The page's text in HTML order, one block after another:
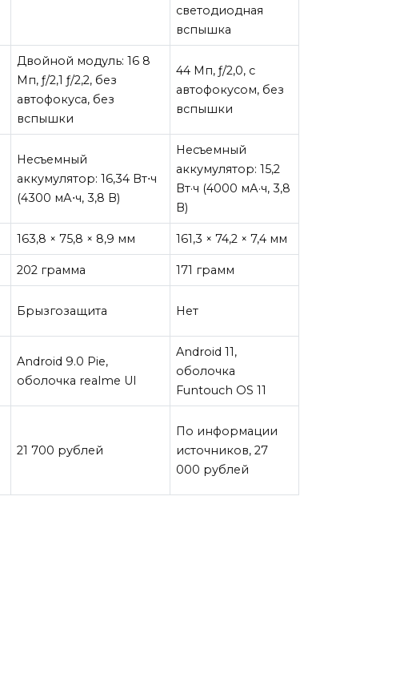
светодиодная
вспышка
Двойной модуль: 16 8
Мп, ƒ/2,1 ƒ/2,2, без
автофокуса, без
вспышки
44 Мп, ƒ/2,0, с
автофокусом, без
вспышки
Несъемный
аккумулятор: 16,34 Вт⋅ч
(4300 мА⋅ч, 3,8 В)
Несъемный
аккумулятор: 15,2
Вт·ч (4000 мА·ч, 3,8
В)
163,8 × 75,8 × 8,9 мм 161,3 × 74,2 × 7,4 мм
202 грамма 171 грамм
Брызгозащита Нет
Android 9.0 Pie,
оболочка realme UI
Android 11,
оболочка
Funtouch OS 11
21 700 рублей
По информации
источников, 27
000 рублей